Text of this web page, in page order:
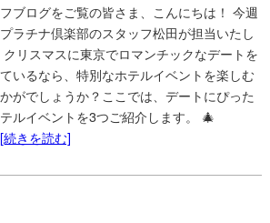
ブログをご覧の皆さま、こんにちは！ 今週
ラチナ倶楽部のスタッフ松田が担当いたし
クリスマスに東京でロマンチックなデートを
いるなら、特別なホテルイベントを楽しむ
がでしょうか？ここでは、デートにぴった
ルイベントを3つご紹介します。 🎄
[続きを読む]